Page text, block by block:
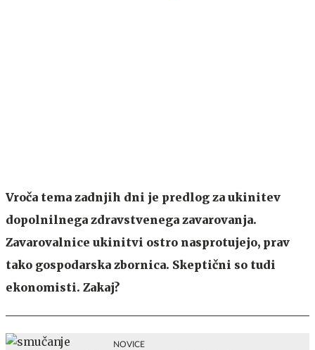
Vroča tema zadnjih dni je predlog za ukinitev
dopolnilnega zdravstvenega zavarovanja.
Zavarovalnice ukinitvi ostro nasprotujejo, prav
tako gospodarska zbornica. Skeptični so tudi
ekonomisti. Zakaj?
NOVICE